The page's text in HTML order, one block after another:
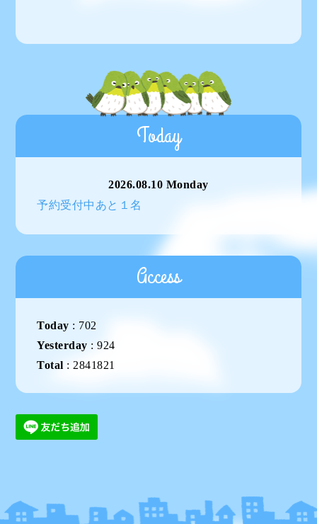
Today
2026.08.10 Monday
予約受付中あと１名
Access
Today : 702
Yesterday :924
Total : 2841821